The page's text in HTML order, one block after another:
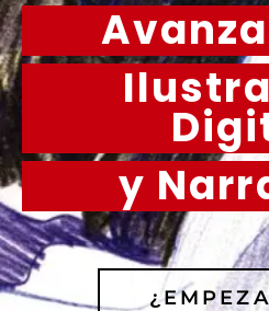
y